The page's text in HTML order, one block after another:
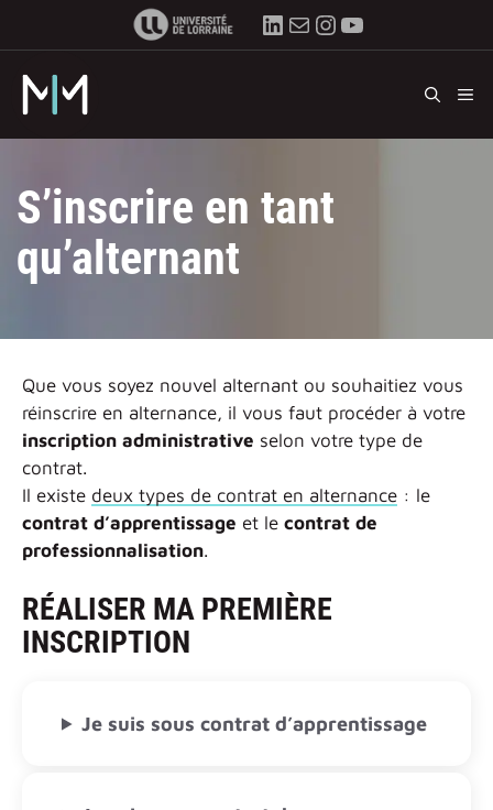
LinkedIn
E-mailInstagram
YouTube
S’inscrire en tant
qu’alternant
Que vous soyez nouvel alternant ou souhaitiez vous
réinscrire en alternance, il vous faut procéder à votre
inscription administrative selon votre type de
contrat.
Il existe deux types de contrat en alternance : le
contrat d’apprentissage et le contrat de
professionnalisation.
RÉALISER MA PREMIÈRE
INSCRIPTION
Je suis sous contrat d’apprentissage